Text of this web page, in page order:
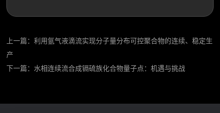
上一篇：利用氩气液滴流实现分子量分布可控聚合物的连续、稳定生
产
下一篇： 水相连续流合成镉硫族化合物量子点：机遇与挑战